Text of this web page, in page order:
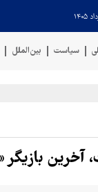
سیاست بین‌الملل
بازیگر